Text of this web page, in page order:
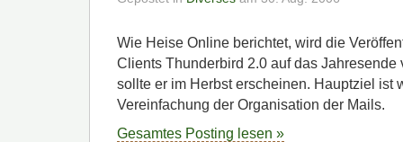
Wie Heise Online berichtet, wird die
Clients Thunderbird 2.0 auf das
sollte er im Herbst erscheinen. Hauptziel ist
Vereinfachung der Organisation der Mails.
Gesamtes Posting lesen »